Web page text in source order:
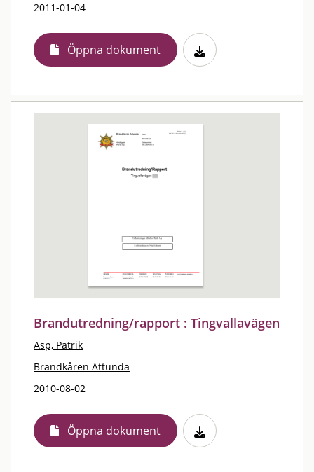
2011-01-04
Öppna dokument
Brandutredning/rapport : Tingvallavägen
Asp, Patrik
Brandkåren Attunda
2010-08-02
Öppna dokument